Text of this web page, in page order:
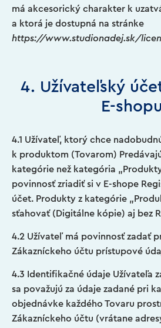
má akcesorický charakter k
a ktorá je dostupná na stránke
https://www.studionadej.sk/
4. Užívateľský
E-shopu
4.1 Užívateľ, ktorý chce
k produktom (Tovarom)
kategórie než kategória
povinnosť zriadiť si v E-shope
účet. Produkty z kategórie
sťahovať (Digitálne kópie) aj bez
4.2 Užívateľ má povinnosť zadať
Zákazníckeho účtu prístupové
4.3 Identifikačné údaje Užívateľa
sa považujú za údaje zadané pri
objednávke každého Tovaru
Zákazníckeho účtu (vrátane